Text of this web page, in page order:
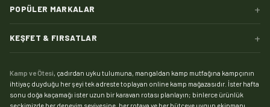
POPÜLER MARKALAR +
KEŞFET & FIRSATLAR +
Kamp ve Ötesi , çadırdan uyku tulumuna, mangaldan kamp mutfağına kampçının
ihtiyaç duyduğu her şeyi tek adreste toplayan online kamp mağazasıdır. İster hafta
sonu doğa kaçamağı ister uzun bir karavan rotası planlayın; binlerce ürünlük
seçkimizde her deneyim seviyesine, her rotaya ve her bütçeye uygun ekipmanı